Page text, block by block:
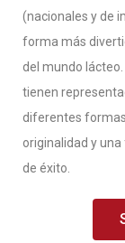
(nacionales y de
forma más
del mundo
tienen
diferentes
originalidad y
de éxito.